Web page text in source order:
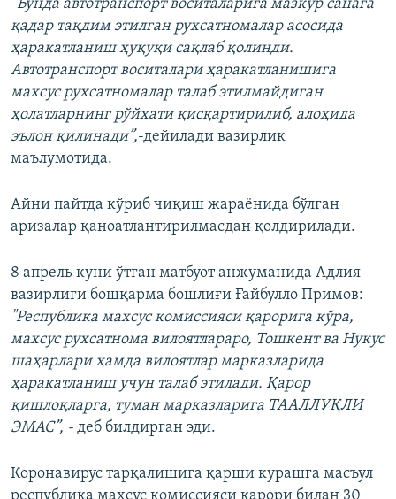
“Бунда автотранспорт воситаларига мазкур санага
қадар тақдим этилган рухсатномалар асосида
ҳаракатланиш ҳуқуқи сақлаб қолинди.
Автотранспорт воситалари ҳаракатланишига
махсус рухсатномалар талаб этилмайдиган
ҳолатларнинг рўйхати қисқартирилиб, алоҳида
эълон қилинади”,-дейилади вазирлик
маълумотида.
Айни пайтда кўриб чиқиш жараёнида бўлган
аризалар қаноатлантирилмасдан қолдирилади.
8 апрель куни ўтган матбуот анжуманида Адлия
вазирлиги бошқарма бошлиғи Ғайбулло Примов:
"Республика махсус комиссияси қарорига кўра,
махсус рухсатнома вилоятлараро, Тошкент ва Нукус
шаҳарлари ҳамда вилоятлар марказларида
ҳаракатланиш учун талаб этилади. Қарор
қишлоқларга, туман марказларига ТААЛЛУҚЛИ
ЭМАС”, - деб билдирган эди.
Коронавирус тарқалишига қарши курашга масъул
республика махсус комиссияси қарори билан 30